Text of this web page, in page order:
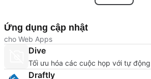
Ứng dụng cập nhật
cho Web Apps
Dive
Tối ưu hóa các cuộc họp với tự
Draftly